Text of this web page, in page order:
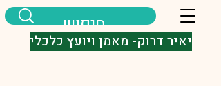
יאיר דרוק- מאמן ויועץ כלכלי